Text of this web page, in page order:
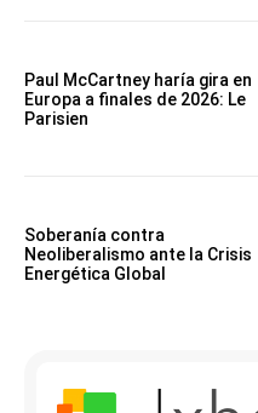
Paul McCartney haría gira en
Europa a finales de 2026: Le
Parisien
Soberanía contra
Neoliberalismo ante la Crisis
Energética Global